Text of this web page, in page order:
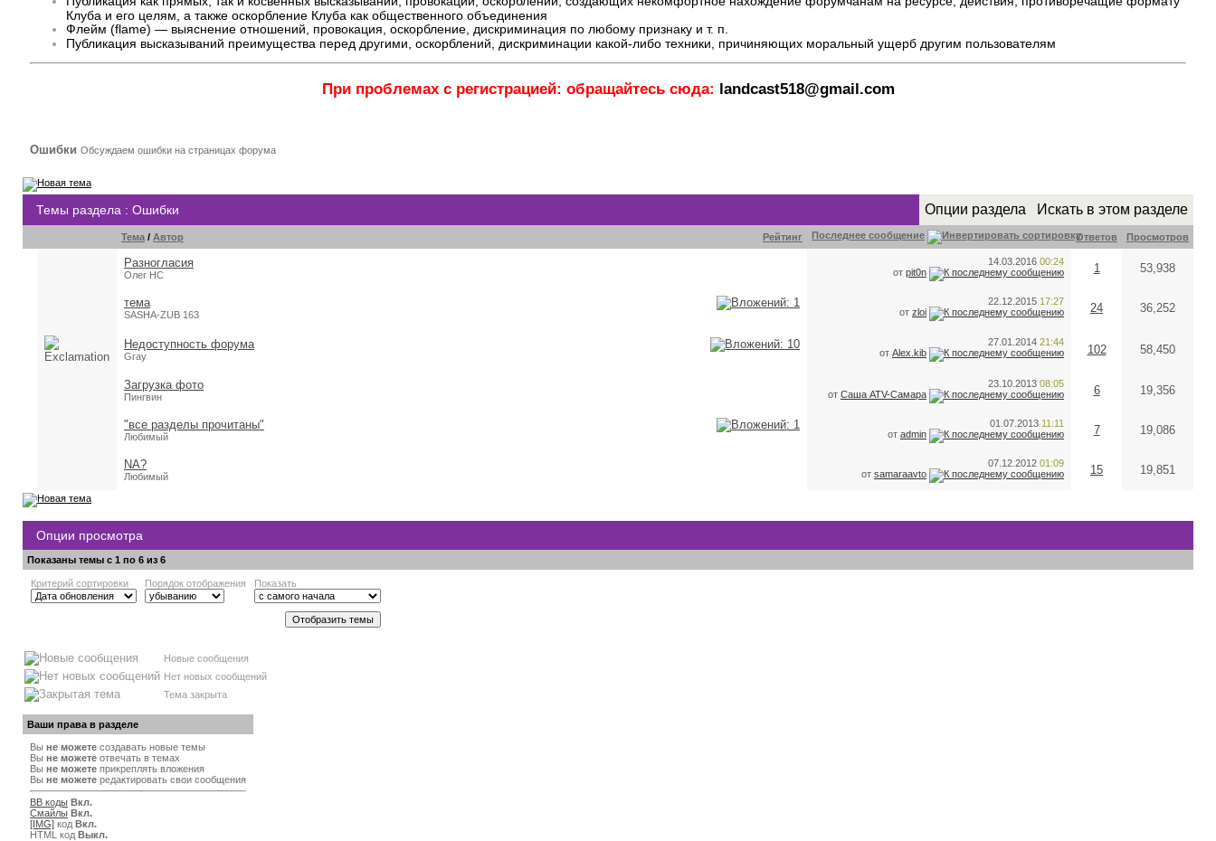
Клуба и его целям, а также оскорбление Клуба как общественного объединения
Флейм (flame) — выяснение отношений, провокация, оскорбление, дискриминация по любому признаку и т. п.
Публикация высказываний преимущества перед другими, оскорблений, дискриминации какой-либо техники, причиняющих моральный ущерб другим пользователям
При проблемах с регистрацией: обращайтесь сюда: landcast518@gmail.com
Ошибки Обсуждаем ошибки на страницах форума
Темы раздела : Ошибки Опции раздела Искать в этом разделе
Рейтинг
Тема / Автор Последнее сообщение Ответов Просмотров
Разногласия
Олег НС
14.03.2016 00:24
от pit0n 1 53,938
тема
SASHA-ZUB 163
22.12.2015 17:27
от zloi 24 36,252
Недоступность форума
Gray
27.01.2014 21:44
от Alex.kib 102 58,450
Загрузка фото
Пингвин
23.10.2013 08:05
от Саша ATV-Самара 6 19,356
"все разделы прочитаны"
Любимый
01.07.2013 11:11
от admin 7 19,086
NA?
Любимый
07.12.2012 01:09
от samaraavto 15 19,851
Опции просмотра
Показаны темы с 1 по 6 из 6
Критерий сортировки Порядок отображения Показать
Новые сообщения
Нет новых сообщений
Тема закрыта
Ваши права в разделе
Вы не можете создавать новые темы
Вы не можете отвечать в темах
Вы не можете прикреплять вложения
Вы не можете редактировать свои сообщения
BB коды Вкл.
Смайлы Вкл.
[IMG] код Вкл.
HTML код Выкл.